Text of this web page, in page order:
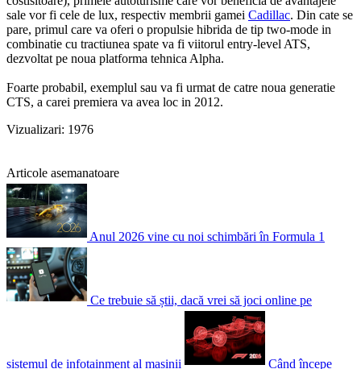
sale vor fi cele de lux, respectiv membrii gamei Cadillac. Din cate se
pare, primul care va oferi o propulsie hibrida de tip two-mode in
combinatie cu tractiunea spate va fi viitorul entry-level ATS,
dezvoltat pe noua platforma tehnica Alpha.
Foarte probabil, exemplul sau va fi urmat de catre noua generatie
CTS, a carei premiera va avea loc in 2012.
Vizualizari: 1976
Articole asemanatoare
Anul 2026 vine cu noi schimbări în Formula 1
Ce trebuie să știi, dacă vrei să joci online pe
sistemul de infotainment al mașinii Când începe